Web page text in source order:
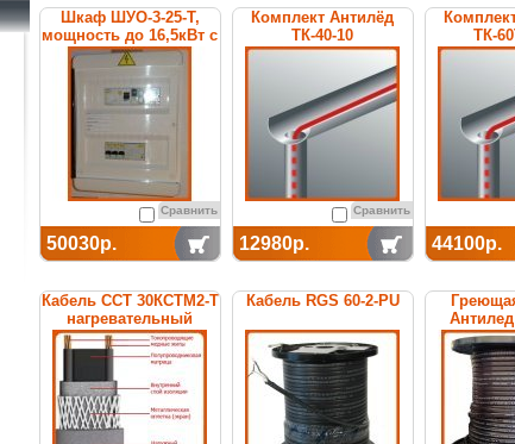
Шкаф ШУО-3-25-T,
мощность до 16,5кВт с
термостатом
Сравнить
50030р.
Комплект Антилёд
ТК-40-10
Сравнить
12980р.
ТК-
44100р.
Кабель ССТ 30КСТМ2-Т
нагревательный
саморегулирующийся
Кабель RGS 60-2-PU